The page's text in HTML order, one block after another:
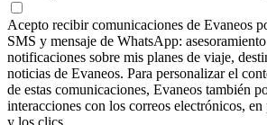
Acepto recibir comunicaciones de Evaneos
SMS y mensaje de WhatsApp:
notificaciones sobre mis planes de viaje,
noticias de Evaneos. Para personalizar el
de estas comunicaciones, Evaneos también
interacciones con los correos electrónicos,